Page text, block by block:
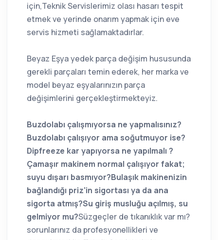
için,Teknik Servislerimiz olası hasarı tespit
etmek ve yerinde onarım yapmak için eve
servis hizmeti sağlamaktadırlar.
Beyaz Eşya yedek parça değişim hususunda
gerekli parçaları temin ederek, her marka ve
model beyaz eşyalarınızın parça
değişimlerini gerçekleştirmekteyiz.
Buzdolabı çalışmıyorsa ne yapmalısınız?
Buzdolabı çalışıyor ama soğutmuyor ise?
Dipfreeze kar yapıyorsa ne yapılmalı ?
Çamaşır makinem normal çalışıyor fakat;
suyu dışarı basmıyor?Bulaşık makinenizin
bağlandığı priz'in sigortası ya da ana
sigorta atmış?Su giriş musluğu açılmış, su
gelmiyor mu?Süzgeçler de tıkanıklık var mı?
sorunlarınız da profesyonellikleri ve